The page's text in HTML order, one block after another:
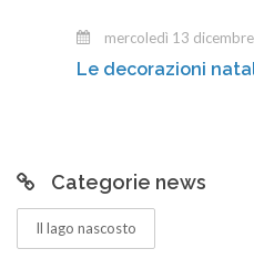
mercoledì 13 dicembre 2023
Le decorazioni natalizie
Categorie news
Il lago nascosto